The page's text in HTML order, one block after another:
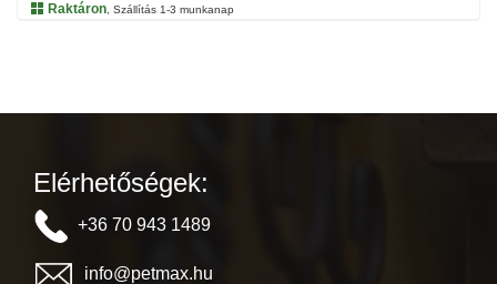
Raktáron , Szállítás 1-3 munkanap
Elérhetőségek:
+36 70 943 1489
info@petmax.hu